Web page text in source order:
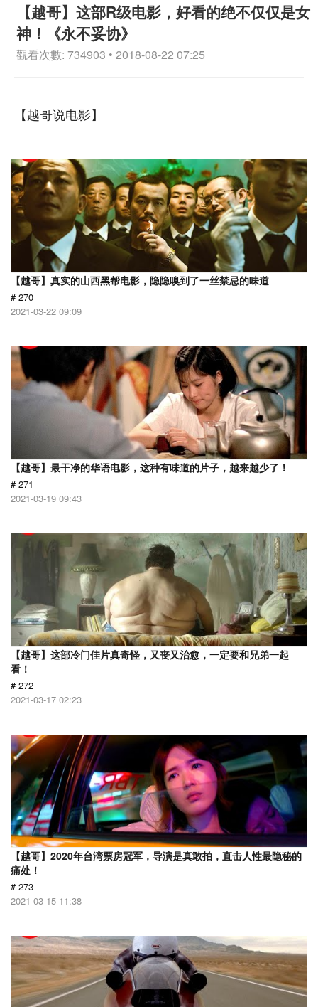
【越哥】这部R级电影，好看的绝不仅仅是女
神！《永不妥协》
觀看次數: 734903 • 2018-08-22 07:25
【越哥说电影】
【越哥】真实的山西黑帮电影，隐隐嗅到了一丝禁忌的味道
# 270
2021-03-22 09:09
【越哥】最干净的华语电影，这种有味道的片子，越来越少了！
# 271
2021-03-19 09:43
【越哥】这部冷门佳片真奇怪，又丧又治愈，一定要和兄弟一起
看！
# 272
2021-03-17 02:23
【越哥】2020年台湾票房冠军，导演是真敢拍，直击人性最隐秘的
痛处！
# 273
2021-03-15 11:38